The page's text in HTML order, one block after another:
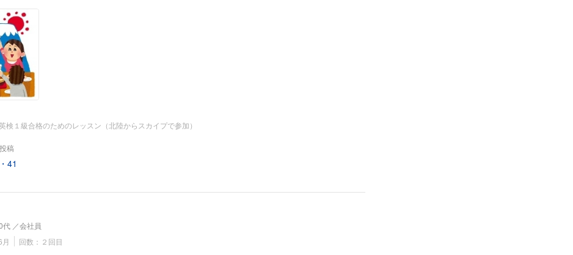
人で、いつも安心して見ていることができる
解き、採点し、間違えた箇所をレッスンで補強するという理想的な展開ができた
在時も、宿題に出したトラッドジャパンのディクテーション15本を完了なさり、
10日からレッスンを再開している
標として、通訳案内士試験を受験することに決め、社会科（日本史、地理、一般
１１月１９日にご本人から頂戴したメールだ
検１級合格のためのレッスン（北陸からスカイプで参加）
稿
41
代 ／会社員
回数：２回目